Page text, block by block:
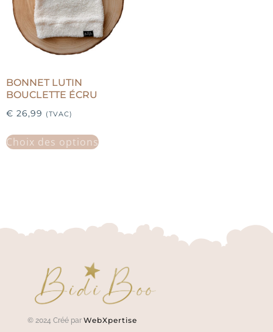
BONNET LUTIN
BOUCLETTE ÉCRU
€ 26,99 (TVAC)
Choix des options
© 2024 Créé par WebXpertise